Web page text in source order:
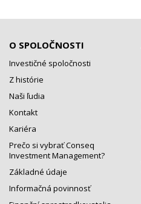
O SPOLOČNOSTI
Investičné spoločnosti
Z histórie
Naši ľudia
Kontakt
Kariéra
Prečo si vybrať Conseq
Investment Management?
Základné údaje
Informačná povinnosť